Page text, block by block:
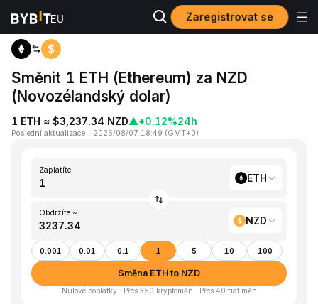
Zaregistrovat se
Domů ETH to NZD
Směnit 1 ETH (Ethereum) za NZD
(Novozélandský dolar)
1 ETH ≈ $3,237.34 NZD▲+0.12%24h
Poslední aktualizace ： 2026/08/07 18:49 (GMT+0)
Zaplatíte
ETH
Obdržíte ~
NZD
0.001 0.01 0.1 1 5 10 100
Směna ETH to NZD
Nulové poplatky · Přes 350 kryptoměn · Přes 40 fiat měn